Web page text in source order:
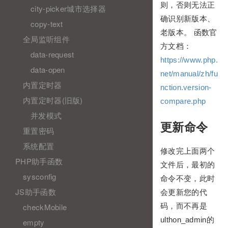
city-picker城市选择器
copy-text
全局监听组件
data-request
data-open
内置定时器
内置定时器(旧版)
并发模式
重置密码
系统配置
PHP助手函数
sysconfig
JS助手函数
checkMobile
empty
则，否则无法正
确识别新版本、
老版本。 函数官
方文档：
https://www.php.
net/manual/zh/fu
nction.version-
compare.php
更新命令
修改完上面两个
文件后，最初的
命令不变，此时
会更新您的代
码，而不再是
ulthon_admin的